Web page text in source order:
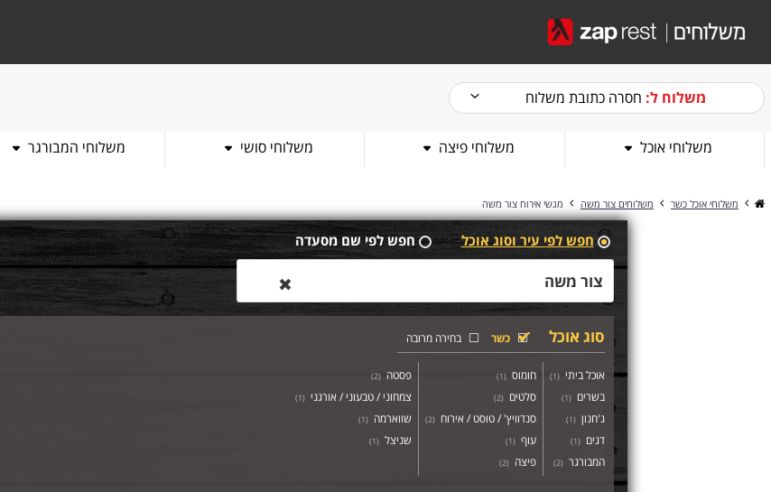
משלוח ל: חסרה כתובת משלוח
משלוחי אוכל משלוחי פיצה משלוחי סושי משלוחי המבורגר
משלוחי אוכל כשר משלוחים צור משה מגשי אירוח צור משה
חפש לפי עיר וסוג אוכל חפש לפי שם מסעדה
✖
סוג אוכל כשר בחירה מרובה
אוכל ביתי (
1
)
בשרים (
1
)
ג'חנון (
1
)
דגים (
1
)
המבורגר (
2
)
חומוס (
1
)
סלטים (
2
)
סנדוויץ' / טוסט / אירוח (
2
)
עוף (
1
)
פיצה (
2
)
פסטה (
2
)
צמחוני / טבעוני / אורגני (
1
)
שווארמה (
1
)
שניצל (
1
)